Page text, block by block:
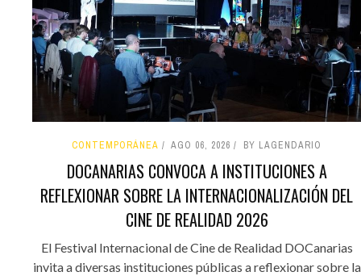
CONTEMPORÁNEA AGO 06, 2026 BY LAGENDARIO
DOCANARIAS CONVOCA A INSTITUCIONES A
REFLEXIONAR SOBRE LA INTERNACIONALIZACIÓN DEL
CINE DE REALIDAD 2026
El Festival Internacional de Cine de Realidad DOCanarias
invita a diversas instituciones públicas a reflexionar sobre la